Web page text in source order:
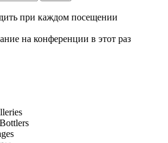
при каждом посещении
на конференции в этот раз